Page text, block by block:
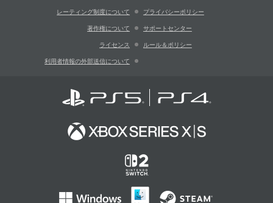
レーティング制度について プライバシーポリシー
著作権について サポートセンター
ライセンス ルール＆ポリシー
利用者情報の外部送信について